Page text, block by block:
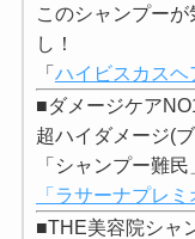
このシャンプー
し！
「ハイビスカスヘ
■ダメージケア
超ハイダメージ(
「シャンプー難
「ラサーナプレ
■THE美容院シャ